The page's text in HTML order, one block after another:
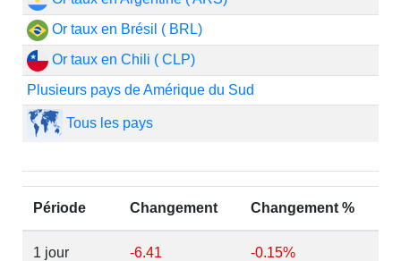
Or taux en Brésil ( BRL)
Or taux en Chili ( CLP)
Plusieurs pays de Amérique du Sud
Tous les pays
Période Changement Changement %
1 jour -6.41 -0.15%